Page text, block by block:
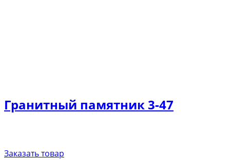
Гранитный памятник 3-47
Заказать товар